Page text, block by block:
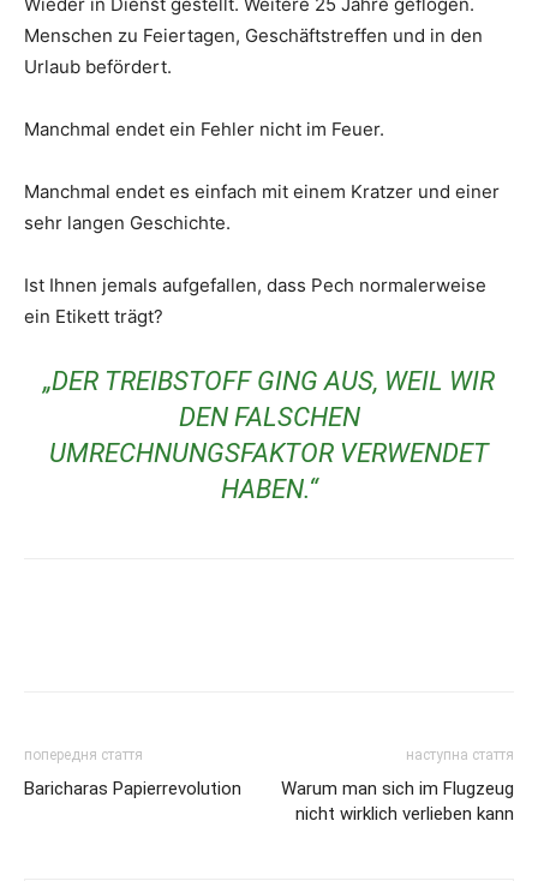
Menschen zu Feiertagen, Geschäftstreffen und in den
Urlaub befördert.
Manchmal endet ein Fehler nicht im Feuer.
Manchmal endet es einfach mit einem Kratzer und einer
sehr langen Geschichte.
Ist Ihnen jemals aufgefallen, dass Pech normalerweise
ein Etikett trägt?
„DER TREIBSTOFF GING AUS, WEIL WIR
DEN FALSCHEN
UMRECHNUNGSFAKTOR VERWENDET
HABEN.“
попередня стаття
Baricharas Papierrevolution
наступна стаття
Warum man sich im Flugzeug
nicht wirklich verlieben kann